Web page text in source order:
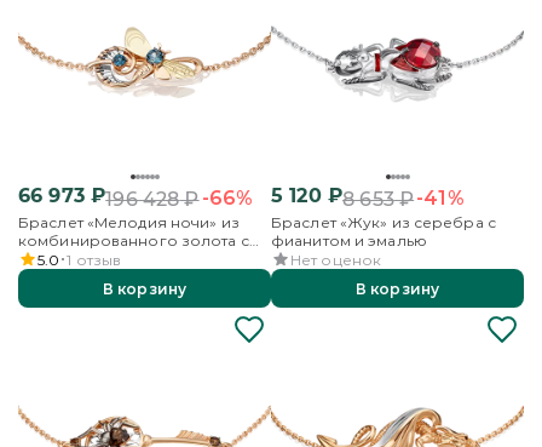
66 973₽196 428₽-66%
Браслет «Мелодия ночи» из
комбинированного золота с
топазами
5.0 1 отзыв
В корзину
5 120₽8 653₽-41%
Браслет «Жук» из серебра с
фианитом и эмалью
Нет оценок
В корзину